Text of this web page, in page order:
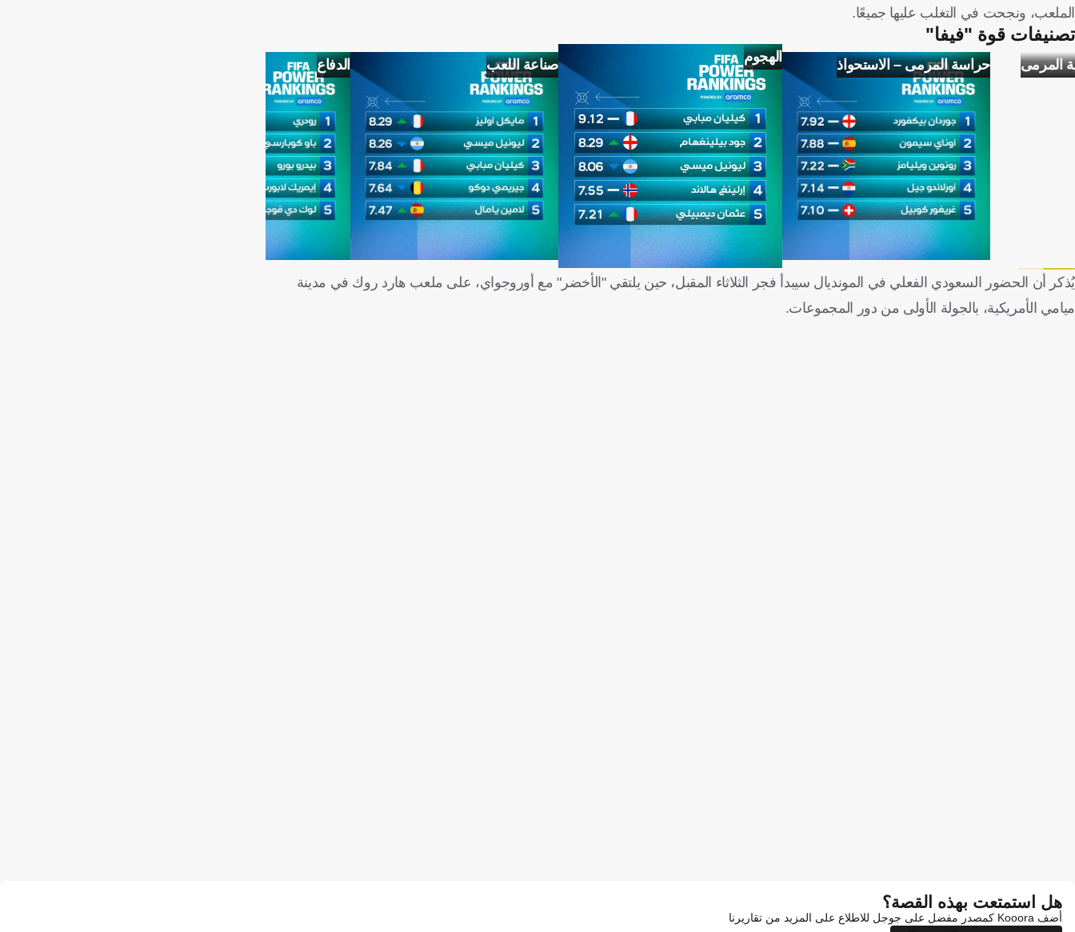
الملعب، ونجحت في التغلب عليها جميعًا.
تصنيفات قوة "فيفا"
المرمى حراسة المرمى – الاستحواذ الهجوم صناعة اللعب الدفاع
يُذكر أن الحضور السعودي الفعلي في المونديال سيبدأ فجر الثلاثاء المقبل، حين يلتقي "الأخضر" مع أوروجواي، على ملعب هارد روك في مدينة
ميامي الأمريكية، بالجولة الأولى من دور المجموعات.
هل استمتعت بهذه القصة؟
أضف Kooora كمصدر مفضل على جوجل للاطلاع على المزيد من تقاريرنا